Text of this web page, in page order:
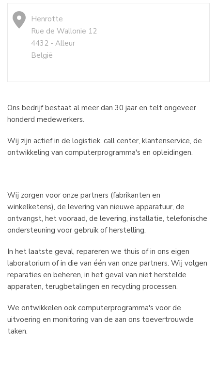
Henrotte
Rue de Wallonie 12
4432 - Alleur
België
Ons bedrijf bestaat al meer dan 30 jaar en telt ongeveer
honderd medewerkers.
Wij zijn actief in de logistiek, call center, klantenservice, de
ontwikkeling van computerprogramma's en opleidingen.
Wij zorgen voor onze partners (fabrikanten en
winkelketens), de levering van nieuwe apparatuur, de
ontvangst, het vooraad, de levering, installatie, telefonische
ondersteuning voor gebruik of herstelling.
In het laatste geval, repareren we thuis of in ons eigen
laboratorium of in die van één van onze partners. Wij volgen
reparaties en beheren, in het geval van niet herstelde
apparaten, terugbetalingen en recycling processen.
We ontwikkelen ook computerprogramma's voor de
uitvoering en monitoring van de aan ons toevertrouwde
taken.